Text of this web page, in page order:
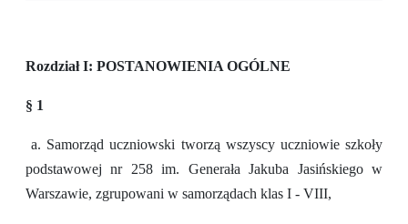
Rozdział I: POSTANOWIENIA OGÓLNE
§ 1
a. Samorząd uczniowski tworzą wszyscy uczniowie szkoły
podstawowej nr 258 im. Generała Jakuba Jasińskiego w
Warszawie, zgrupowani w samorządach klas I - VIII,